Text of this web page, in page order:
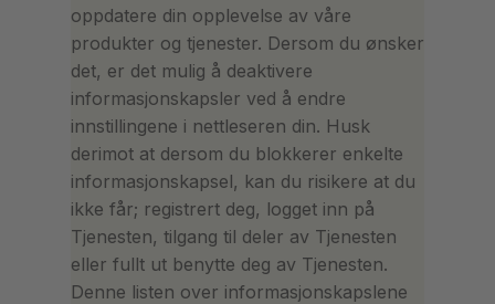
oppdatere din opplevelse av våre
produkter og tjenester. Dersom du ønsker
det, er det mulig å deaktivere
informasjonskapsler ved å endre
innstillingene i nettleseren din. Husk
derimot at dersom du blokkerer enkelte
informasjonskapsel, kan du risikere at du
ikke får; registrert deg, logget inn på
Tjenesten, tilgang til deler av Tjenesten
eller fullt ut benytte deg av Tjenesten.
Denne listen over informasjonskapslene